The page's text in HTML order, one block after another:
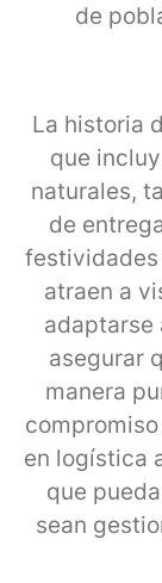
de
La historia
que
naturales,
de
festividades
atraen a
adaptarse
asegurar
manera
en logística
que
sean